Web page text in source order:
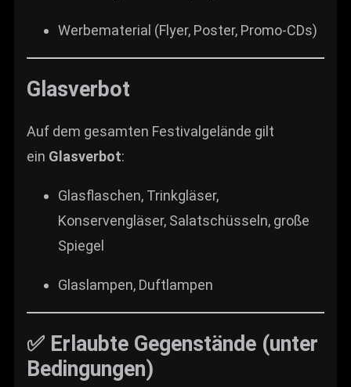
Werbematerial (Flyer, Poster, Promo-CDs)
Glasverbot
Auf dem gesamten Festivalgelände gilt
ein Glasverbot:
Glasflaschen, Trinkgläser,
Konservengläser, Salatschüsseln, große
Spiegel
Glaslampen, Duftlampen
✅ Erlaubte Gegenstände (unter
Bedingungen)